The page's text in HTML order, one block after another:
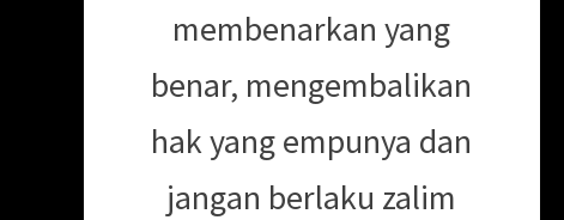
membenarkan yang
benar, mengembalikan
hak yang empunya dan
jangan berlaku zalim